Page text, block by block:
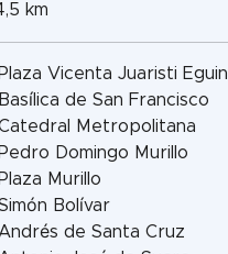
km
Plaza Vicenta Juaristi
Basílica de San Francisco
Metropolitana
Pedro Domingo Murillo
Plaza Murillo
Bolívar
Andrés de Santa Cruz